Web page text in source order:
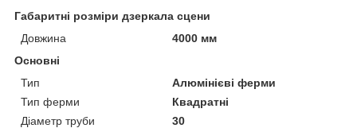
Габаритні розміри дзеркала сцени
Довжина
4000 мм
Основні
Тип
Алюмінієві ферми
Тип ферми
Квадратні
Діаметр труби
30